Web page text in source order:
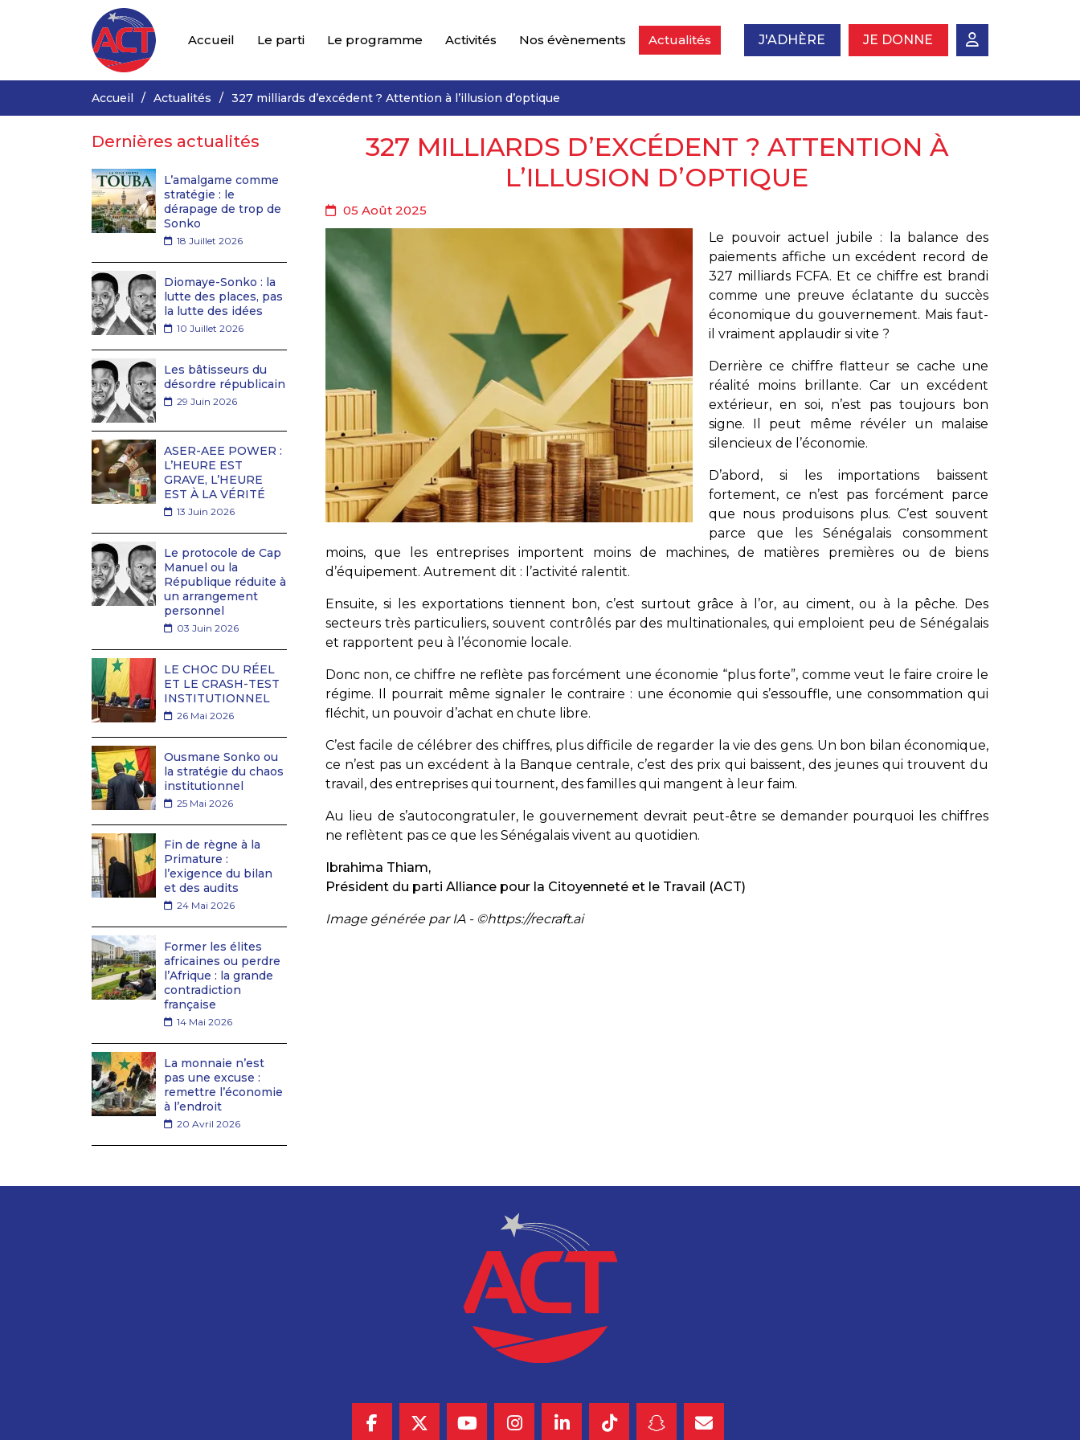
J'ADHÈRE JE DONNE
Accueil Le parti Le programme Activités Nos évènements Actualités
Accueil Actualités 327 milliards d’excédent ? Attention à l’illusion d’optique
327 MILLIARDS D’EXCÉDENT ? ATTENTION À
L’ILLUSION D’OPTIQUE
05 Août 2025
Le pouvoir actuel jubile : la balance des
paiements affiche un excédent record de
327 milliards FCFA. Et ce chiffre est brandi
comme une preuve éclatante du succès
économique du gouvernement. Mais faut-
il vraiment applaudir si vite ?
Derrière ce chiffre flatteur se cache une
réalité moins brillante. Car un excédent
extérieur, en soi, n’est pas toujours bon
signe. Il peut même révéler un malaise
silencieux de l’économie.
D’abord, si les importations baissent
fortement, ce n’est pas forcément parce
que nous produisons plus. C’est souvent
parce que les Sénégalais consomment
moins, que les entreprises importent moins de machines, de matières premières ou de biens
d’équipement. Autrement dit : l’activité ralentit.
Ensuite, si les exportations tiennent bon, c’est surtout grâce à l’or, au ciment, ou à la pêche. Des
secteurs très particuliers, souvent contrôlés par des multinationales, qui emploient peu de Sénégalais
et rapportent peu à l’économie locale.
Donc non, ce chiffre ne reflète pas forcément une économie “plus forte”, comme veut le faire croire le
régime. Il pourrait même signaler le contraire : une économie qui s’essouffle, une consommation qui
fléchit, un pouvoir d’achat en chute libre.
C’est facile de célébrer des chiffres, plus difficile de regarder la vie des gens. Un bon bilan économique,
ce n’est pas un excédent à la Banque centrale, c’est des prix qui baissent, des jeunes qui trouvent du
travail, des entreprises qui tournent, des familles qui mangent à leur faim.
Au lieu de s’autocongratuler, le gouvernement devrait peut-être se demander pourquoi les chiffres
ne reflètent pas ce que les Sénégalais vivent au quotidien.
Ibrahima Thiam,
Président du parti Alliance pour la Citoyenneté et le Travail (ACT)
Image générée par IA - ©https://recraft.ai
Dernières actualités
L’amalgame comme
stratégie : le
dérapage de trop de
Sonko
18 Juillet 2026
Diomaye-Sonko : la
lutte des places, pas
la lutte des idées
10 Juillet 2026
Les bâtisseurs du
désordre républicain
29 Juin 2026
ASER-AEE POWER :
L’HEURE EST
GRAVE, L’HEURE
EST À LA VÉRITÉ
13 Juin 2026
Le protocole de Cap
Manuel ou la
République réduite à
un arrangement
personnel
03 Juin 2026
LE CHOC DU RÉEL
ET LE CRASH-TEST
INSTITUTIONNEL
26 Mai 2026
Ousmane Sonko ou
la stratégie du chaos
institutionnel
25 Mai 2026
Fin de règne à la
Primature :
l’exigence du bilan
et des audits
24 Mai 2026
Former les élites
africaines ou perdre
l’Afrique : la grande
contradiction
française
14 Mai 2026
La monnaie n’est
pas une excuse :
remettre l’économie
à l’endroit
20 Avril 2026